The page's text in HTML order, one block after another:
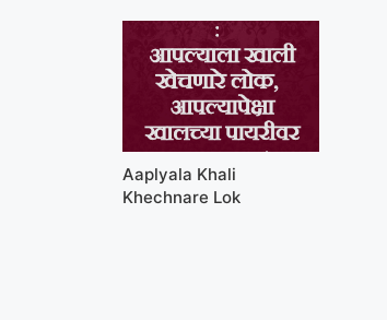
Aaplyala Khali
Khechnare Lok